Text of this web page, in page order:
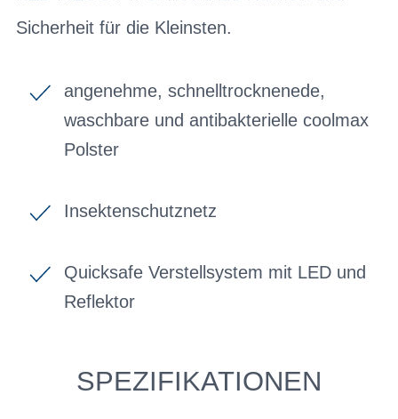
Sicherheit für die Kleinsten.
angenehme, schnelltrocknenede,
waschbare und antibakterielle coolmax
Polster
Insektenschutznetz
Quicksafe Verstellsystem mit LED und
Reflektor
SPEZIFIKATIONEN